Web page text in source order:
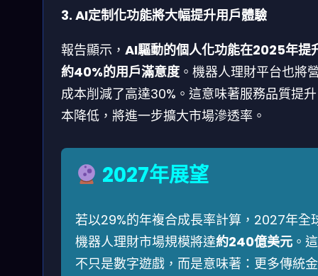
3. AI定制化功能將大幅提升用戶體驗
報告顯示， AI驅動的個人化功能在2025年提
約40%的用戶滿意度 。機器人理財平台也將
成本削減了高達30%。這意味著服務品質提
本降低，將進一步擴大市場滲透率。
2027年展望
若以29%的年複合成長率計算，2027年全
機器人理財市場規模將達約240億美元 。這
不只是數字遊戲，而是意味著：更多傳統金